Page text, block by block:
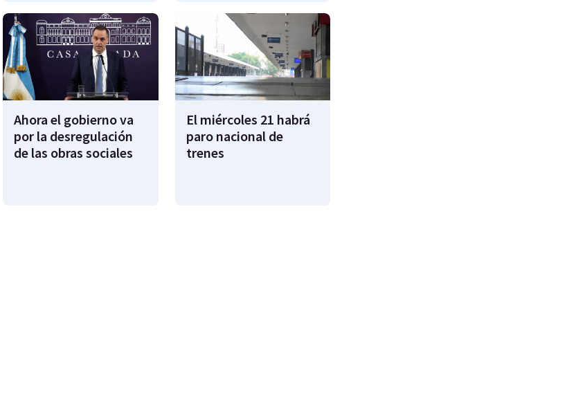
Ahora el gobierno va
por la desregulación
de las obras sociales
El miércoles 21 habrá
paro nacional de
trenes